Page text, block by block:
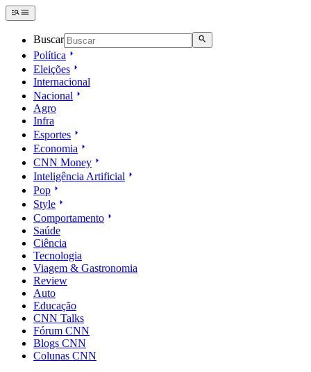
Buscar
Política
Eleições
Internacional
Nacional
Agro
Infra
Esportes
Economia
CNN Money
Inteligência Artificial
Pop
Style
Comportamento
Saúde
Ciência
Tecnologia
Viagem & Gastronomia
Review
Auto
Educação
CNN Talks
Fórum CNN
Blogs CNN
Colunas CNN